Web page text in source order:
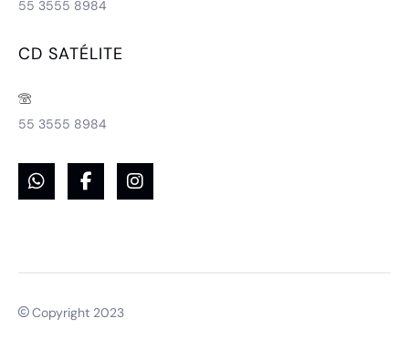
55 3555 8984
CD SATÉLITE
55 3555 8984
Copyright 2023